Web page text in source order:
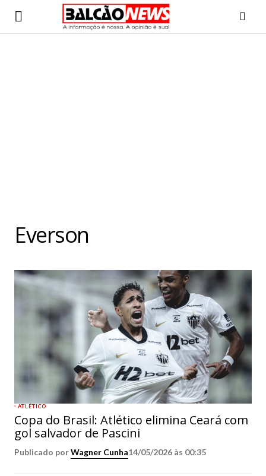
Everson
ATLÉTICO
Copa do Brasil: Atlético elimina Ceará com
gol salvador de Pascini
Publicado porWagner Cunha14/05/2026 às 00:35